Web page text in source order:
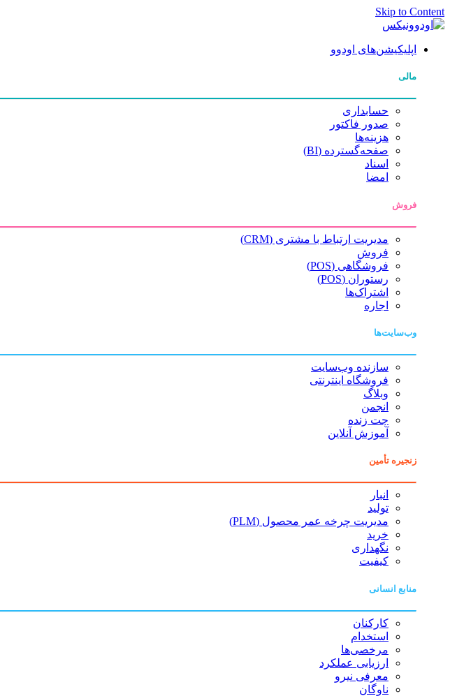
Skip to Content
اپلیکیشن‌های اودوو
مالی
حسابداری
صدور فاکتور
هزینه‌ها
صفحه‌گسترده (BI)
اسناد
امضا
فروش
مدیریت ارتباط با مشتری (CRM)
فروش
فروشگاهی (POS)
رستوران (POS)
اشتراک‌ها
اجاره
وب‌سایت‌ها
سازنده وب‌سایت
فروشگاه اینترنتی
وبلاگ
انجمن
چت زنده
آموزش آنلاین
زنجیره تأمین
انبار
تولید
مدیریت چرخه عمر محصول (PLM)
خرید
نگهداری
کیفیت
منابع انسانی
کارکنان
استخدام
مرخصی‌ها
ارزیابی عملکرد
معرفی نیرو
ناوگان